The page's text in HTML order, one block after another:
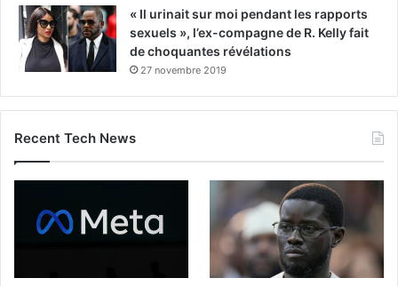
« Il urinait sur moi pendant les rapports
sexuels », l’ex-compagne de R. Kelly fait
de choquantes révélations
27 novembre 2019
Recent Tech News